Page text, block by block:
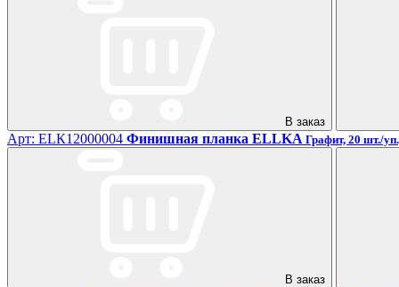
В заказ
Арт: ЕLК12000004 Финишная планка ELLKA Графит, 20 шт./
В заказ